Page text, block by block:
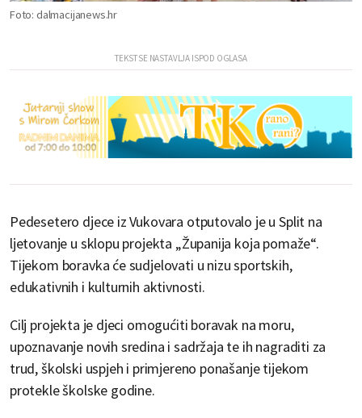
Foto: dalmacijanews.hr
Pedesetero djece iz Vukovara otputovalo je u Split na
ljetovanje u sklopu projekta „Županija koja pomaže“.
Tijekom boravka će sudjelovati u nizu sportskih,
edukativnih i kulturnih aktivnosti.
Cilj projekta je djeci omogućiti boravak na moru,
upoznavanje novih sredina i sadržaja te ih nagraditi za
trud, školski uspjeh i primjereno ponašanje tijekom
protekle školske godine.